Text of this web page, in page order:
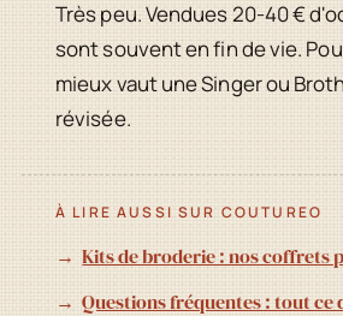
Très peu. Vendues 20-40 €
sont souvent en fin de vie.
mieux vaut une Singer ou
révisée.
À LIRE AUSSI SUR COUTUREO
Kits de broderie : nos coffrets
Questions fréquentes : tout